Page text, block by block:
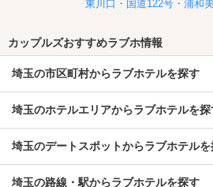
東川口・国道122号・浦和
カップルズおすすめラブホ情報
埼玉の市区町村からラブホテルを探す
埼玉のホテルエリアからラブホテルを探
埼玉のデートスポットからラブホテルを
埼玉の路線・駅からラブホテルを探す